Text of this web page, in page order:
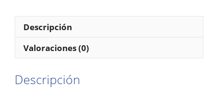
Descripción
Valoraciones (0)
Descripción